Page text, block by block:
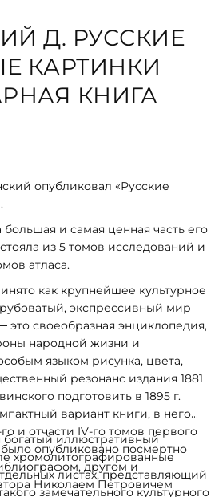
Д. РУССКИЕ
КАРТИНКИ
КНИГА
опубликовал «Русские
и самая ценная часть его
из 5 томов исследований и
атласа.
как крупнейшее культурное
экспрессивный мир
это своеобразная энциклопедия,
народной жизни и
языком рисунка, цвета,
резонанс издания 1881
подготовить в 1895 г.
вариант книги, в него
и отчасти IV-го томов первого
опубликовано посмертно
другом и
Николаем Петровичем
иллюстративный
хромолитографированные
листах, представляющий
замечательного культурного